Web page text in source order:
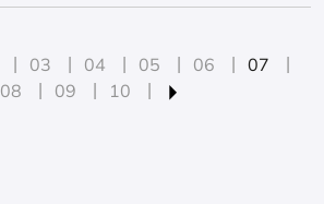
03 04 05 06
07
08
09 10